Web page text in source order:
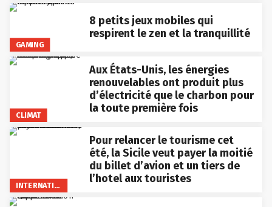
GAMING
8 petits jeux mobiles qui
respirent le zen et la tranquillité
CLIMAT
Aux États-Unis, les énergies
renouvelables ont produit plus
d’électricité que le charbon pour
la toute première fois
INTERNATIONAL
Pour relancer le tourisme cet
été, la Sicile veut payer la moitié
du billet d’avion et un tiers de
l’hotel aux touristes